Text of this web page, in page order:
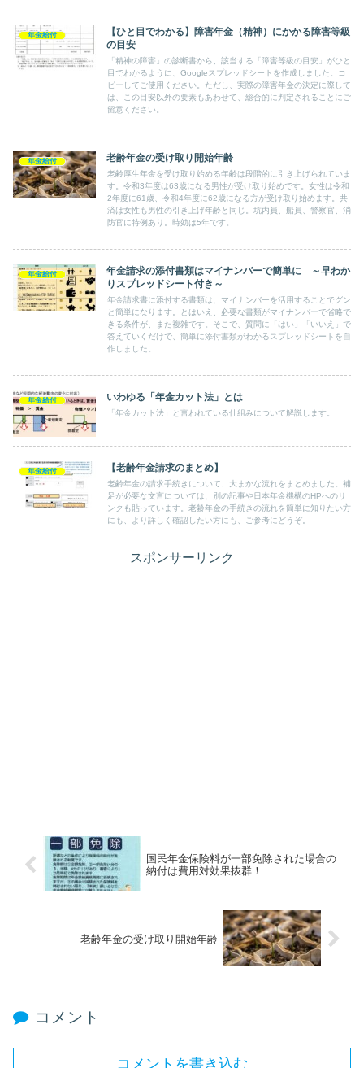
年金給付
【ひと目でわかる】障害年金（精神）にかかる障害等級
の目安
「精神の障害」の診断書から、該当する「障害等級の目安」がひと
目でわかるように、Googleスプレッドシートを作成しました。コ
ピーしてご使用ください。ただし、実際の障害年金の決定に際して
は、この目安以外の要素もあわせて、総合的に判定されることにご
留意ください。
年金給付 老齢年金の受け取り開始年齢
老齢厚生年金を受け取り始める年齢は段階的に引き上げられていま
す。令和3年度は63歳になる男性が受け取り始めです。女性は令和
2年度に61歳、令和4年度に62歳になる方が受け取り始めます。共
済は女性も男性の引き上げ年齢と同じ。坑内員、船員、警察官、消
防官に特例あり。時効は5年です。
年金給付
年金請求の添付書類はマイナンバーで簡単に ～早わか
りスプレッドシート付き～
年金請求書に添付する書類は、マイナンバーを活用することでグン
と簡単になります。とはいえ、必要な書類がマイナンバーで省略で
きる条件が、また複雑です。そこで、質問に「はい」「いいえ」で
答えていくだけで、簡単に添付書類がわかるスプレッドシートを自
作しました。
年金給付 いわゆる「年金カット法」とは
「年金カット法」と言われている仕組みについて解説します。
年金給付 【老齢年金請求のまとめ】
老齢年金の請求手続きについて、大まかな流れをまとめました。補
足が必要な文言については、別の記事や日本年金機構のHPへのリ
ンクも貼っています。老齢年金の手続きの流れを簡単に知りたい方
にも、より詳しく確認したい方にも、ご参考にどうぞ。
スポンサーリンク
国民年金保険料が一部免除された場合の
納付は費用対効果抜群！
老齢年金の受け取り開始年齢
コメント
コメントを書き込む